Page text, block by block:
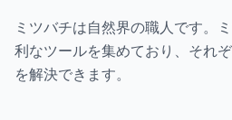
ミツバチは自然界の職人です。
利なツールを集めており、それ
を解決できます。